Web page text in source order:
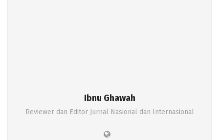
Ibnu Ghawah
Reviewer dan Editor Jurnal Nasional dan Internasional